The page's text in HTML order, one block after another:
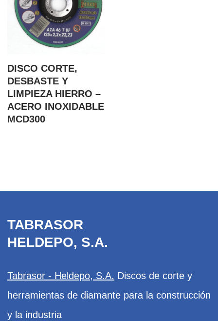
DISCO CORTE,
DESBASTE Y
LIMPIEZA HIERRO –
ACERO INOXIDABLE
MCD300
TABRASOR
HELDEPO, S.A.
Tabrasor - Heldepo, S.A. Discos de corte y
herramientas de diamante para la construcción
y la industria